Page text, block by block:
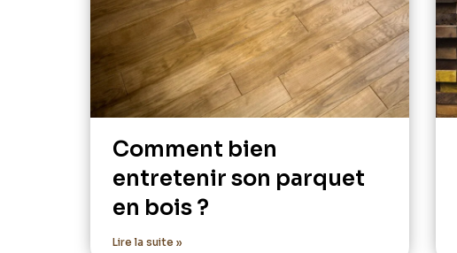
Comment bien
entretenir son parquet
en bois ?
Lire la suite »